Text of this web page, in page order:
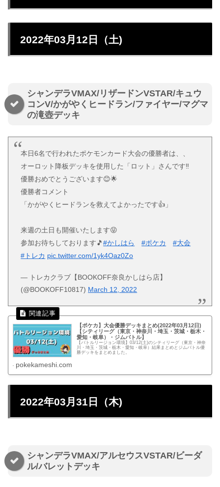
2022年03月12日（土)
シャンデラVMAX/リザードンVSTAR/キュウ
コンV/かがやくヒードラン/ファイヤー/マグマ
の滝壺デッキ
本日6名で行われたポケモンカード大会の優勝者は、、
オーロット降板デッキを使用した「ロット」さんです‼️
優勝おめでとうございます😊🌟
優勝者コメント
「かがやくヒードランを救えてよかったです👍」
来週の土日も開催いたします😝
参加お待ちしております🎵#かしはら #ポケカ
#大会
#トレカ pic.twitter.com/1yk4Oaz0Zo
— トレカクラブ【BOOKOFF奈良かしはら店】
(@BOOKOFF10817) March 12, 2022
【ポケカ】大会優勝デッキまとめ(2022年03月12日)
【シティリーグ（東京・神奈川・埼玉・茨城・栃木・
愛知・岐阜）・ジムバトル】
【バトルリージョン環境】03/12(土)のシティリーグ（東京・神奈
川・埼玉・茨城・栃木・愛知・岐阜）結果まとめとジムバトル優
勝デッキをまとめました。
pokekameshi.com
2022年03月31日（木)
シャンデラVMAX/アルセウスVSTAR/ビーダ
ル/バレットデッキ